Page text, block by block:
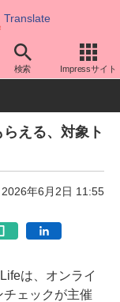
Translate
検索 Impressサイト
える、対象ト
2026年6月2日 11:55
は、オンライ
ェックが主催